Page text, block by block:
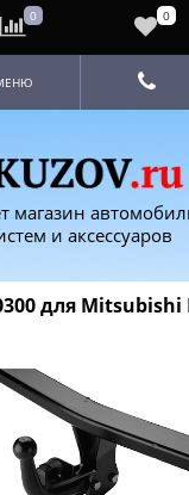
магазин
и аксессуаров
для Mitsubishi
0 0